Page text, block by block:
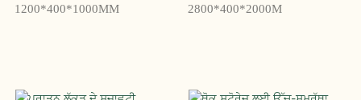
ਫਾਈਲ ਕੈਬਿਨੇਟ RY710A -
1200*400*1000MM
ਵੁੱਡ ਫਾਈਲ ਕੈਬਿਨੇਟ
2800*400*2000M